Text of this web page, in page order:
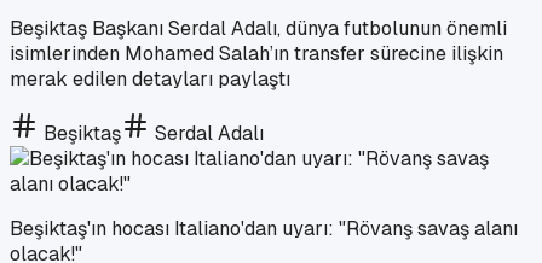
Beşiktaş Başkanı Serdal Adalı, dünya futbolunun önemli
isimlerinden Mohamed Salah’ın transfer sürecine ilişkin
merak edilen detayları paylaştı
Beşiktaş Serdal Adalı
Beşiktaş'ın hocası Italiano'dan uyarı: "Rövanş savaş alanı
olacak!"